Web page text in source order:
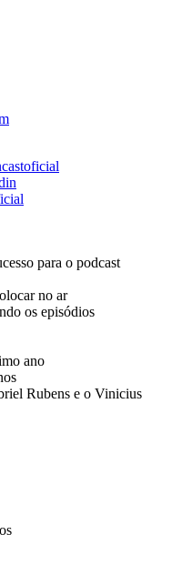
para o podcast
no ar
os episódios
ano
Rubens e o Vinicius